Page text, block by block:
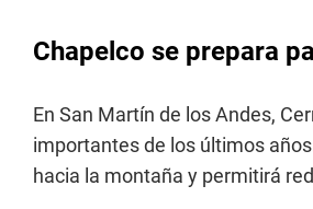
Chapelco se prepara
En San Martín de los Andes,
importantes de los últimos
hacia la montaña y permitirá